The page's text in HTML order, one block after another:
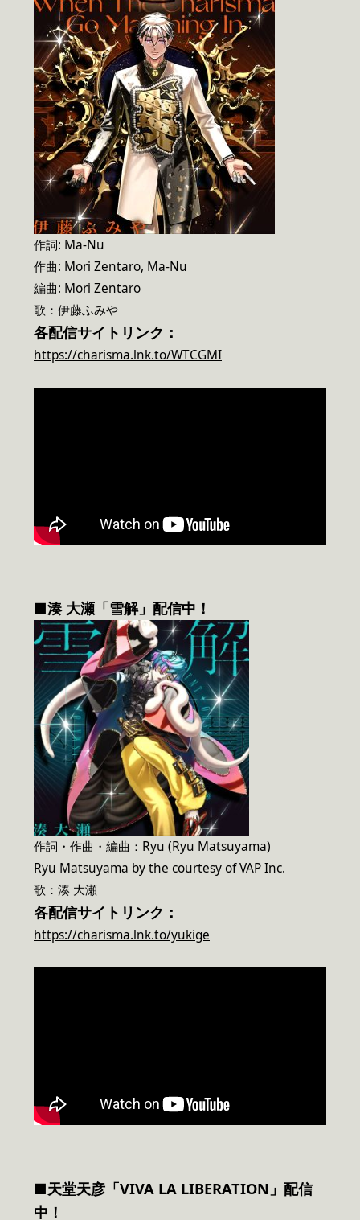
作詞: Ma-Nu
作曲: Mori Zentaro, Ma-Nu
編曲: Mori Zentaro
歌：伊藤ふみや
各配信サイトリンク：
https://charisma.lnk.to/WTCGMI
■湊 大瀬「雪解」配信中！
作詞・作曲・編曲：Ryu (Ryu Matsuyama)
Ryu Matsuyama by the courtesy of VAP Inc.
歌：湊 大瀬
各配信サイトリンク：
https://charisma.lnk.to/yukige
■天堂天彦「VIVA LA LIBERATION」配信
中！